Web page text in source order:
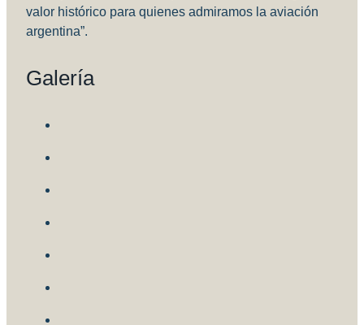
valor histórico para quienes admiramos la aviación
argentina”.
Galería